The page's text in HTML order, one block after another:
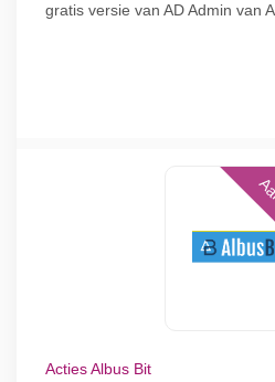
gratis versie van AD Admin van
Acties Albus Bit